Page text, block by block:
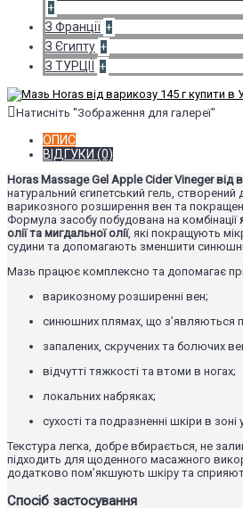
+
З Франції +
З Єгипту +
З ТУРЦІЇ +
Натисніть "Зображення для галереї"
ОПИС
ВІДГУКИ (0)
Horas Massage Gel Apple Cider Vineger від
натуральний єгипетський гель,
варикозного розширення вен та
Формула засобу побудована на комбінації
олії та мигдальної олії, які покращують
судини та допомагають зменшити
Мазь працює комплексно та допомагає
варикозному розширенні вен;
синюшних плямах, що з’являються
запалених, скручених та болючих
відчутті тяжкості та втоми в ногах;
локальних набряках;
сухості та подразненні шкіри в
Текстура легка, добре вбирається, не
підходить для щоденного масажного
додатково пом’якшують шкіру та
Спосіб застосування